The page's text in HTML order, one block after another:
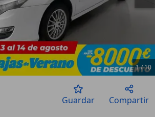
1/10
Guardar Compartir